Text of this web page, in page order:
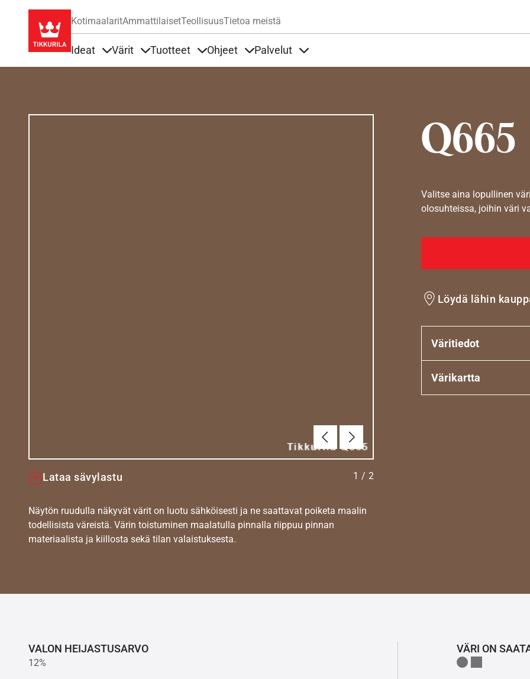
KotimaalaritAmmattilaisetTeollisuusTietoa meistä
Ideat Värit Tuotteet Ohjeet Palvelut
Q665
EdellinenSeuraava
Lataa sävylastu 1 / 2
Näytön ruudulla näkyvät värit on luotu sähköisesti ja ne saattavat poiketa maalin
todellisista väreistä. Värin toistuminen maalatulla pinnalla riippuu pinnan
materiaalista ja kiillosta sekä tilan valaistuksesta.
Valitse aina lopullinen
olosuhteissa, joihin väri
Löydä lähin
Väritiedot
Värikartta
VALON HEIJASTUSARVO
12%
VÄRI ON